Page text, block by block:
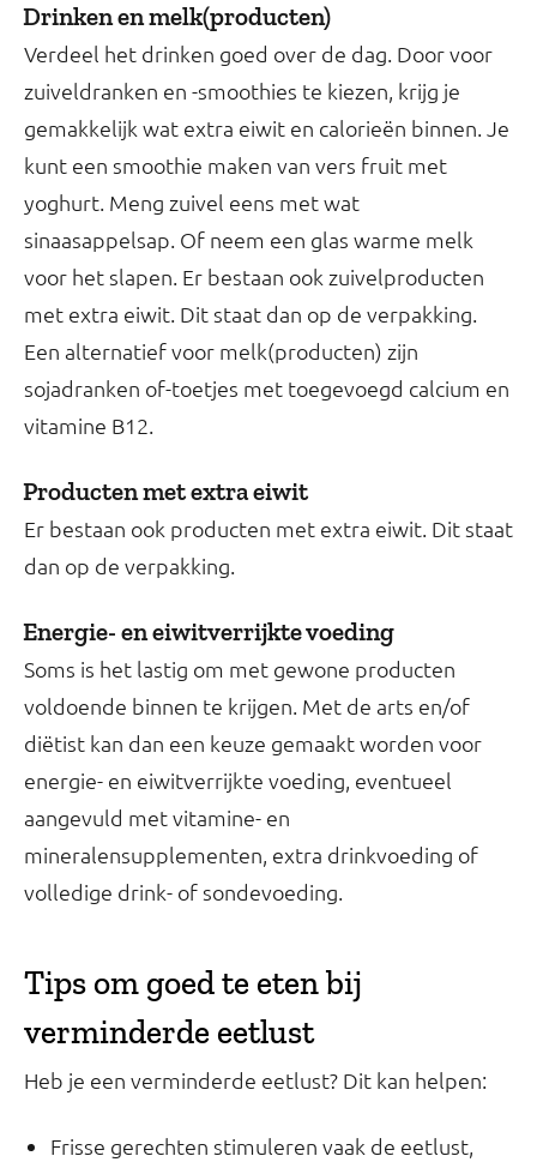
Drinken en melk(producten)
Verdeel het drinken goed over de dag. Door voor
zuiveldranken en -smoothies te kiezen, krijg je
gemakkelijk wat extra eiwit en calorieën binnen. Je
kunt een smoothie maken van vers fruit met
yoghurt. Meng zuivel eens met wat
sinaasappelsap. Of neem een glas warme melk
voor het slapen. Er bestaan ook zuivelproducten
met extra eiwit. Dit staat dan op de verpakking.
Een alternatief voor melk(producten) zijn
sojadranken of-toetjes met toegevoegd calcium en
vitamine B12.
Producten met extra eiwit
Er bestaan ook producten met extra eiwit. Dit staat
dan op de verpakking.
Energie- en eiwitverrijkte voeding
Soms is het lastig om met gewone producten
voldoende binnen te krijgen. Met de arts en/of
diëtist kan dan een keuze gemaakt worden voor
energie- en eiwitverrijkte voeding, eventueel
aangevuld met vitamine- en
mineralensupplementen, extra drinkvoeding of
volledige drink- of sondevoeding.
Tips om goed te eten bij
verminderde eetlust
Heb je een verminderde eetlust? Dit kan helpen:
Frisse gerechten stimuleren vaak de eetlust,